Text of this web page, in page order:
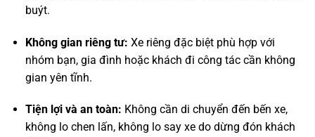
buýt.
Không gian riêng tư: Xe riêng đặc biệt phù hợp với
nhóm bạn, gia đình hoặc khách đi công tác cần không
gian yên tĩnh.
Tiện lợi và an toàn: Không cần di chuyển đến bến xe,
không lo chen lấn, không lo say xe do dừng đón khách